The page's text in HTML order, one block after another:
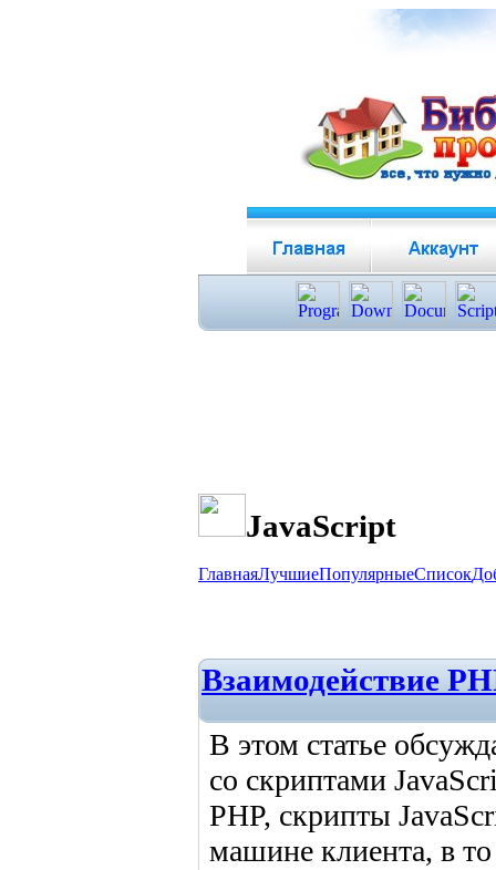
JavaScript
ГлавнаяЛучшиеПопулярныеСписок
Взаимодействие
В этом статье
со скриптами
PHP, скрипты
машине клиента, в